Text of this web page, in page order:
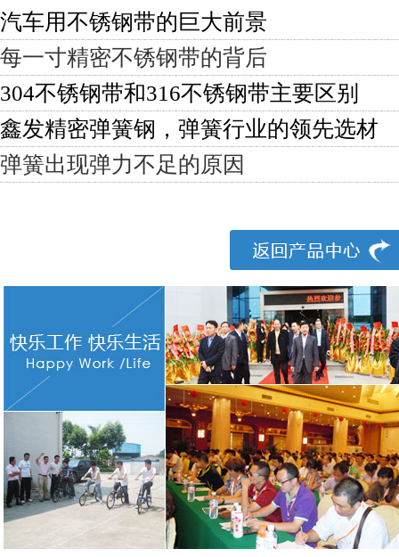
汽车用不锈钢带的巨大前景
每一寸精密不锈钢带的背后
304不锈钢带和316不锈钢带主要区别
鑫发精密弹簧钢，弹簧行业的领先选材
弹簧出现弹力不足的原因